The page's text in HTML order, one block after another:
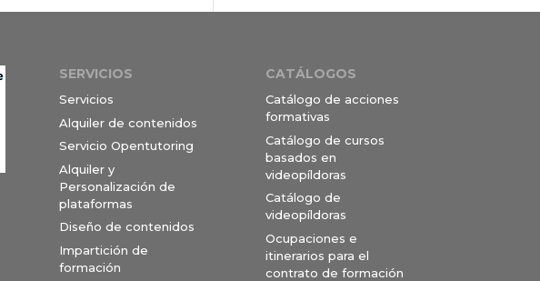
SERVICIOS
Servicios
Alquiler de contenidos
Servicio Opentutoring
Alquiler y
Personalización de
plataformas
Diseño de contenidos
Impartición de
formación
CATÁLOGOS
Catálogo de acciones
formativas
Catálogo de cursos
basados en
videopíldoras
Catálogo de
videopíldoras
Ocupaciones e
itinerarios para el
contrato de formación